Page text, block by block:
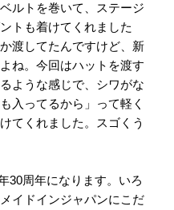
ルトを巻いて、ステージ
トも着けてくれました
渡してたんですけど、新
ね。今回はハットを渡す
ような感じで、シワがな
入ってるから」って軽く
てくれました。スゴくう
30周年になります。いろ
イドインジャパンにこだ